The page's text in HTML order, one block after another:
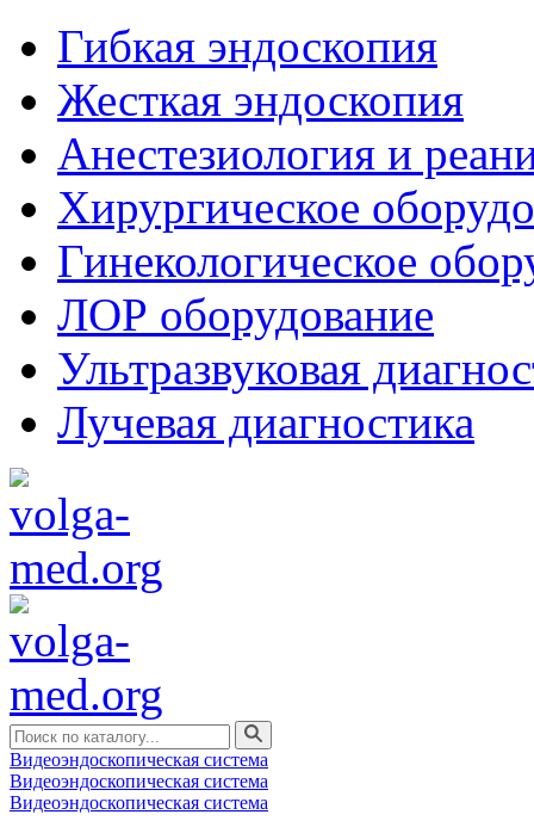
Гибкая эндоскопия
Жесткая эндоскопия
Анестезиология и
Хирургическое
Гинекологическое
ЛОР оборудование
Ультразвуковая
Лучевая диагностика
Видеоэндоскопическая система
Видеоэндоскопическая система
Видеоэндоскопическая система